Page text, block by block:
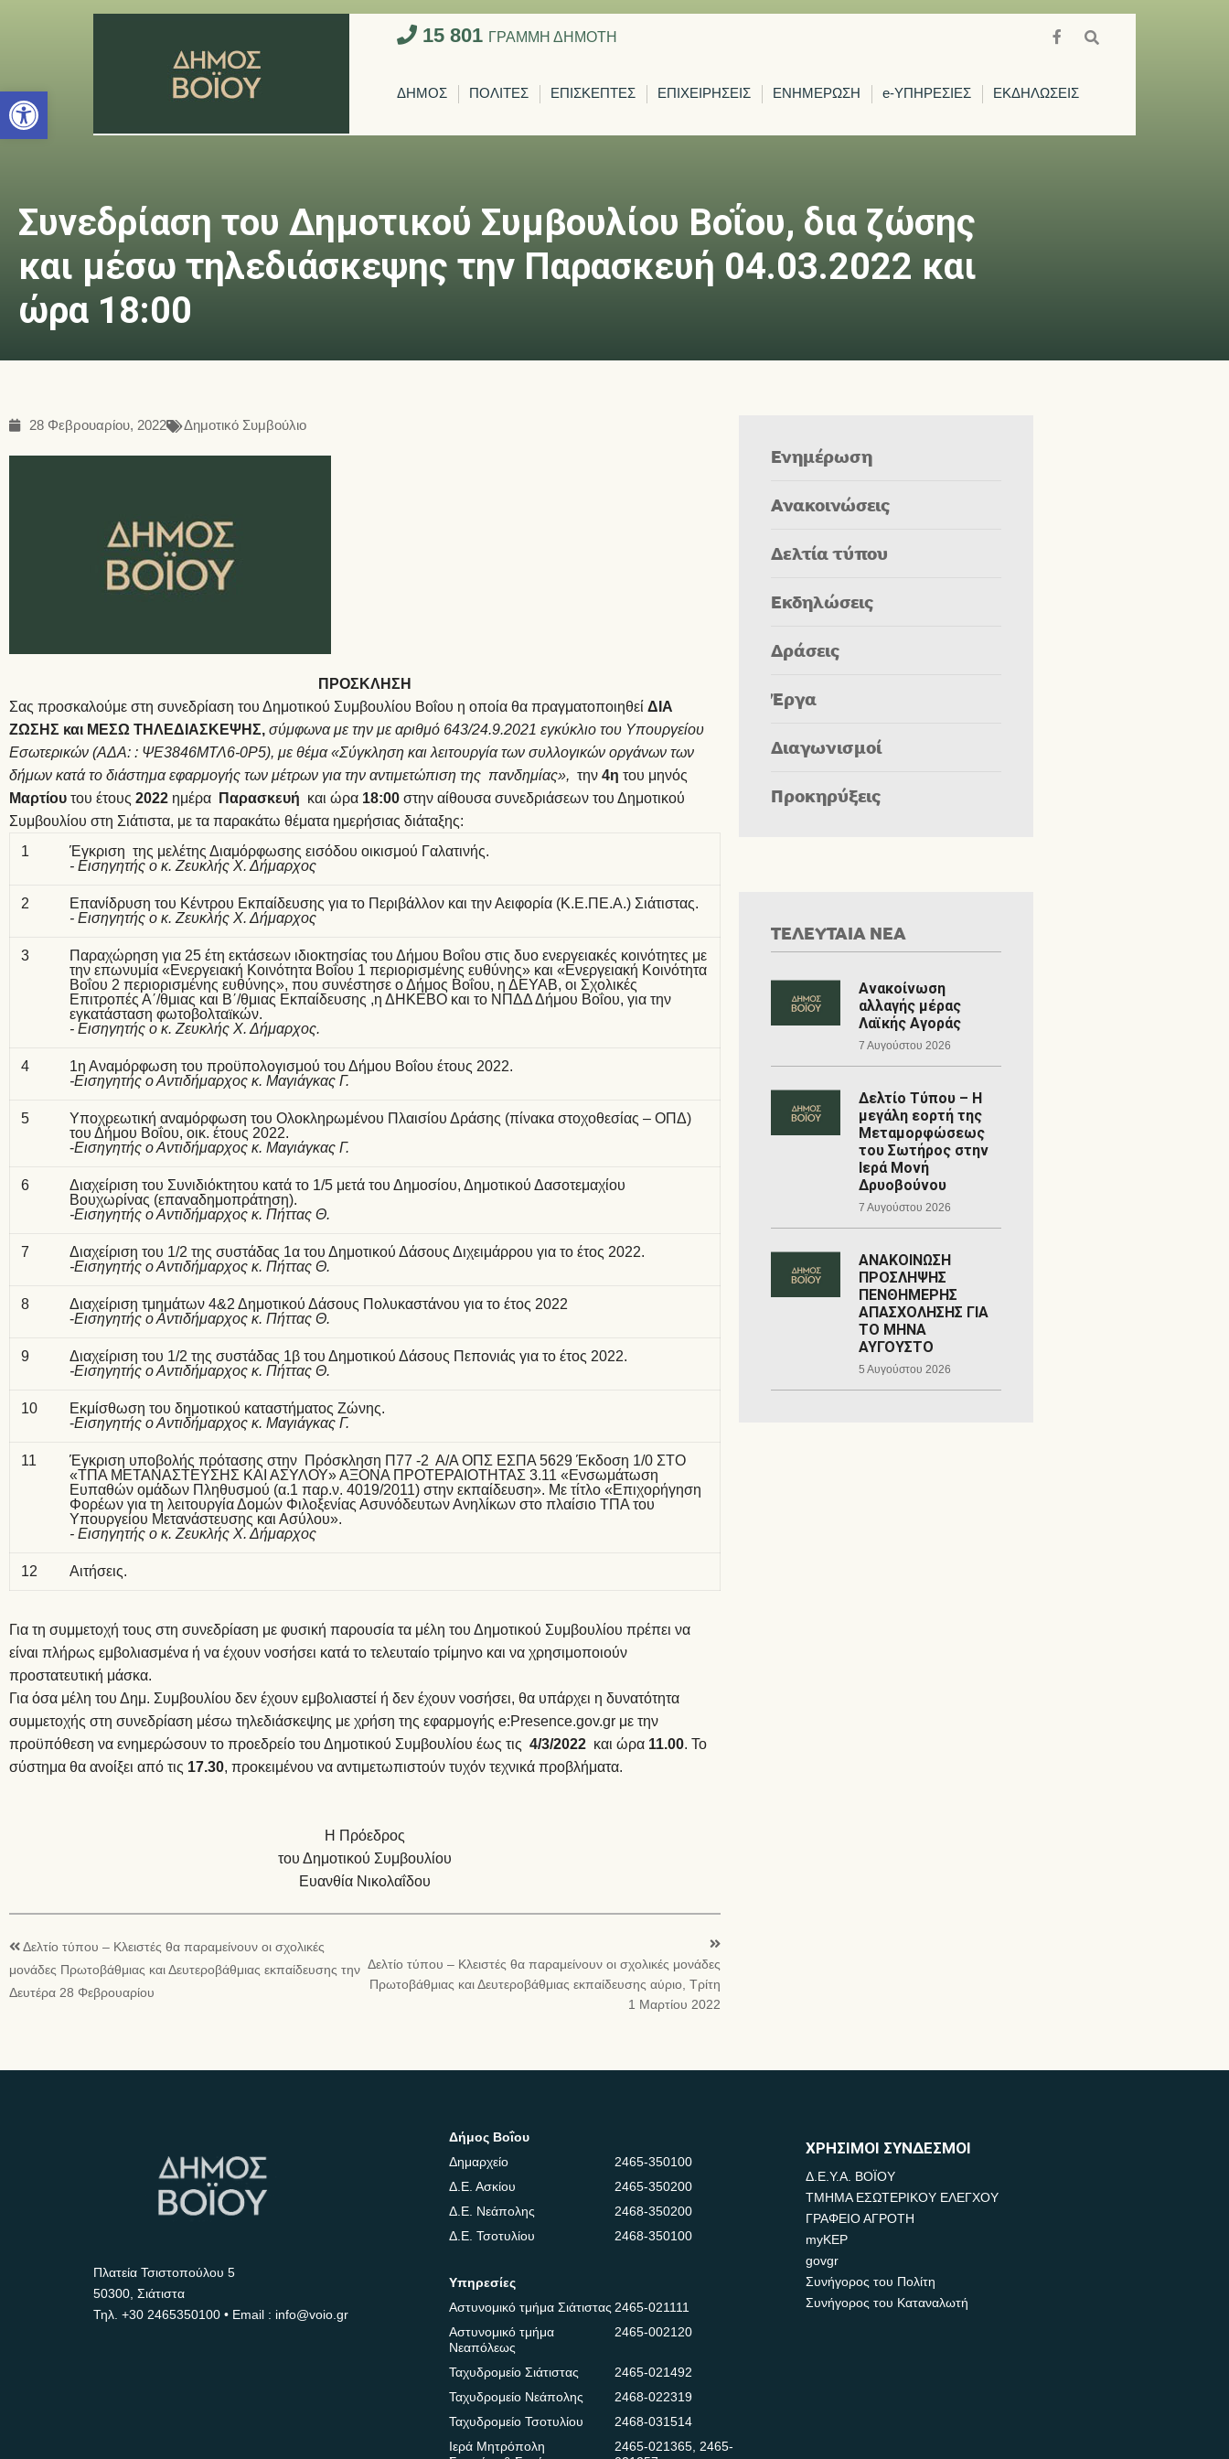
Ανοίξτε τη γραμμή εργαλείων
15 801 ΓΡΑΜΜΗ ΔΗΜΟΤΗ
ΔΗΜΟΣ ΠΟΛΙΤΕΣ ΕΠΙΣΚΕΠΤΕΣ ΕΠΙΧΕΙΡΗΣΕΙΣ ΕΝΗΜΕΡΩΣΗ e-ΥΠΗΡΕΣΙΕΣ ΕΚΔΗΛΩΣΕΙΣ
Συνεδρίαση του Δημοτικού Συμβουλίου Βοΐου, δια ζώσης
και μέσω τηλεδιάσκεψης την Παρασκευή 04.03.2022 και
ώρα 18:00
28 Φεβρουαρίου, 2022 Δημοτικό Συμβούλιο
ΠΡΟΣΚΛΗΣΗ
Σας προσκαλούμε στη συνεδρίαση του Δημοτικού Συμβουλίου Βοΐου η οποία θα πραγματοποιηθείΔΙΑ
ΖΩΣΗΣ και ΜΕΣΩ ΤΗΛΕΔΙΑΣΚΕΨΗΣ,σύμφωνα με την με αριθμό 643/24.9.2021 εγκύκλιο του Υπουργείου
Εσωτερικών (ΑΔΑ:: ΨΕ3846ΜΤΛ6-0Ρ5), με θέμα «Σύγκληση και λειτουργία των συλλογικών οργάνων των
δήμων κατά το διάστημα εφαρμογής των μέτρων για την αντιμετώπιση της πανδημίας», την4η του μηνός
Μαρτίουτου έτους 2022 ημέρα Παρασκευή και ώρα 18:00στην αίθουσα συνεδριάσεων του Δημοτικού
Συμβουλίου στη Σιάτιστα, με τα παρακάτω θέματα ημερήσιας διάταξης:
1
Έγκριση της μελέτης Διαμόρφωσης εισόδου οικισμού Γαλατινής.
- Εισηγητής ο κ. Ζευκλής Χ. Δήμαρχος
2
Επανίδρυση του Κέντρου Εκπαίδευσης για το Περιβάλλον και την Αειφορία (Κ.Ε.ΠΕ.Α.) Σιάτιστας.
- Εισηγητής ο κ. Ζευκλής Χ. Δήμαρχος
3
Παραχώρηση για 25 έτη εκτάσεων ιδιοκτησίας του Δήμου Βοΐου στις δυο ενεργειακές κοινότητες με
την επωνυμία «Ενεργειακή Κοινότητα Βοΐου 1 περιορισμένης ευθύνης» και «Ενεργειακή Κοινότητα
Βοΐου 2 περιορισμένης ευθύνης», που συνέστησε ο Δήμος Βοΐου, η ΔΕΥΑΒ, οι Σχολικές
Επιτροπές Α΄/θμιας και Β΄/θμιας Εκπαίδευσης ,η ΔΗΚΕΒΟ και το ΝΠΔΔ Δήμου Βοΐου, για την
εγκατάσταση φωτοβολταïκών.
- Εισηγητής ο κ. Ζευκλής Χ. Δήμαρχος.
4
1η Αναμόρφωση του προϋπολογισμού του Δήμου Βοΐου έτους 2022.
-Εισηγητής ο Αντιδήμαρχος κ. Μαγιάγκας Γ.
5
Υποχρεωτική αναμόρφωση του Ολοκληρωμένου Πλαισίου Δράσης (πίνακα στοχοθεσίας – ΟΠΔ)
του Δήμου Βοΐου, οικ. έτους 2022.
-Εισηγητής ο Αντιδήμαρχος κ. Μαγιάγκας Γ.
6
Διαχείριση του Συνιδιόκτητου κατά το 1/5 μετά του Δημοσίου, Δημοτικού Δασοτεμαχίου
Βουχωρίνας (επαναδημοπράτηση).
-Εισηγητής ο Αντιδήμαρχος κ. Πήττας Θ.
7
Διαχείριση του 1/2 της συστάδας 1α του Δημοτικού Δάσους Διχειμάρρου για το έτος 2022.
-Εισηγητής ο Αντιδήμαρχος κ. Πήττας Θ.
8
Διαχείριση τμημάτων 4&2 Δημοτικού Δάσους Πολυκαστάνου για το έτος 2022
-Εισηγητής ο Αντιδήμαρχος κ. Πήττας Θ.
9
Διαχείριση του 1/2 της συστάδας 1β του Δημοτικού Δάσους Πεπονιάς για το έτος 2022.
-Εισηγητής ο Αντιδήμαρχος κ. Πήττας Θ.
10
Εκμίσθωση του δημοτικού καταστήματος Ζώνης.
-Εισηγητής ο Αντιδήμαρχος κ. Μαγιάγκας Γ.
11
Έγκριση υποβολής πρότασης στην Πρόσκληση Π77 -2 Α/Α ΟΠΣ ΕΣΠΑ 5629 Έκδοση 1/0 ΣΤΟ
«ΤΠΑ ΜΕΤΑΝΑΣΤΕΥΣΗΣ ΚΑΙ ΑΣΥΛΟΥ» ΑΞΟΝΑ ΠΡΟΤΕΡΑΙΟΤΗΤΑΣ 3.11 «Ενσωμάτωση
Ευπαθών ομάδων Πληθυσμού (α.1 παρ.ν. 4019/2011) στην εκπαίδευση». Με τίτλο «Επιχορήγηση
Φορέων για τη λειτουργία Δομών Φιλοξενίας Ασυνόδευτων Ανηλίκων στο πλαίσιο ΤΠΑ του
Υπουργείου Μετανάστευσης και Ασύλου».
- Εισηγητής ο κ. Ζευκλής Χ. Δήμαρχος
12
Αιτήσεις.
Για τη συμμετοχή τους στη συνεδρίαση με φυσική παρουσία τα μέλη του Δημοτικού Συμβουλίου πρέπει να
είναι πλήρως εμβολιασμένα ή να έχουν νοσήσει κατά το τελευταίο τρίμηνο και να χρησιμοποιούν
προστατευτική μάσκα.
Για όσα μέλη του Δημ. Συμβουλίου δεν έχουν εμβολιαστεί ή δεν έχουν νοσήσει, θα υπάρχει η δυνατότητα
συμμετοχής στη συνεδρίαση μέσω τηλεδιάσκεψης με χρήση της εφαρμογής e:Presence.gov.gr με την
προϋπόθεση να ενημερώσουν το προεδρείο του Δημοτικού Συμβουλίου έως τις 4/3/2022 και ώρα 11.00. Το
σύστημα θα ανοίξει από τις 17.30, προκειμένου να αντιμετωπιστούν τυχόν τεχνικά προβλήματα.
Η Πρόεδρος
του Δημοτικού Συμβουλίου
Ευανθία Νικολαΐδου
Δελτίο τύπου – Κλειστές θα παραμείνουν οι σχολικές
μονάδες Πρωτοβάθμιας και Δευτεροβάθμιας εκπαίδευσης την
Δευτέρα 28 Φεβρουαρίου
Δελτίο τύπου – Κλειστές θα παραμείνουν οι σχολικές μονάδες
Πρωτοβάθμιας και Δευτεροβάθμιας εκπαίδευσης αύριο, Τρίτη
1 Μαρτίου 2022
Ενημέρωση
Ανακοινώσεις
Δελτία τύπου
Εκδηλώσεις
Δράσεις
Έργα
Διαγωνισμοί
Προκηρύξεις
ΤΕΛΕΥΤΑΙΑ ΝΕΑ
Ανακοίνωση
αλλαγής μέρας
Λαϊκής Αγοράς
7 Αυγούστου 2026
Δελτίο Τύπου – Η
μεγάλη εορτή της
Μεταμορφώσεως
του Σωτήρος στην
Ιερά Μονή
Δρυοβούνου
7 Αυγούστου 2026
ΑΝΑΚΟΙΝΩΣΗ
ΠΡΟΣΛΗΨΗΣ
ΠΕΝΘΗΜΕΡΗΣ
ΑΠΑΣΧΟΛΗΣΗΣ ΓΙΑ
ΤΟ ΜΗΝΑ
ΑΥΓΟΥΣΤΟ
5 Αυγούστου 2026
Πλατεία Τσιστοπούλου 5
50300, Σιάτιστα
Τηλ. +30 2465350100 • Email : info@voio.gr
Δήμος Βοΐου
Δημαρχείο
2465-350100
Δ.Ε. Ασκίου
2465-350200
Δ.Ε. Νεάπολης
2468-350200
Δ.Ε. Τσοτυλίου
2468-350100
Υπηρεσίες
Αστυνομικό τμήμα Σιάτιστας2465-021111
Αστυνομικό τμήμα
Νεαπόλεως
2465-002120
Ταχυδρομείο Σιάτιστας
2465-021492
Ταχυδρομείο Νεάπολης
2468-022319
Ταχυδρομείο Τσοτυλίου
2468-031514
Ιερά Μητρόπολη
2465-021365,2465-
ΧΡΗΣΙΜΟΙ ΣΥΝΔΕΣΜΟΙ
Δ.Ε.Υ.Α. ΒΟΪΟΥ
ΤΜΗΜΑ ΕΣΩΤΕΡΙΚΟΥ ΕΛΕΓΧΟΥ
ΓΡΑΦΕΙΟ ΑΓΡΟΤΗ
myKEP
govgr
Συνήγορος του Πολίτη
Συνήγορος του Καταναλωτή